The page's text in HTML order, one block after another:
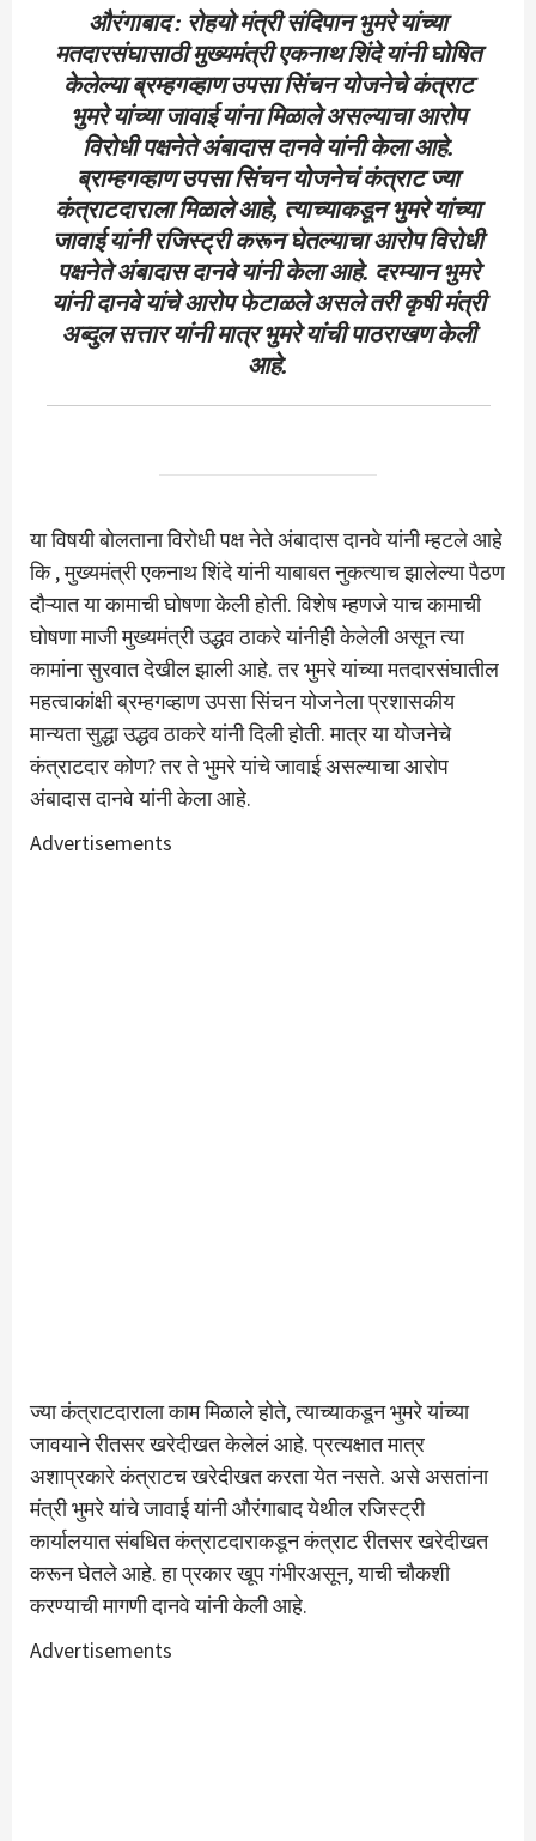
औरंगाबाद : रोहयो मंत्री संदिपान भुमरे यांच्या
मतदारसंघासाठी मुख्यमंत्री एकनाथ शिंदे यांनी घोषित
केलेल्या ब्रम्हगव्हाण उपसा सिंचन योजनेचे कंत्राट
भुमरे यांच्या जावाई यांना मिळाले असल्याचा आरोप
विरोधी पक्षनेते अंबादास दानवे यांनी केला आहे.
ब्राम्हगव्हाण उपसा सिंचन योजनेचं कंत्राट ज्या
कंत्राटदाराला मिळाले आहे, त्याच्याकडून भुमरे यांच्या
जावाई यांनी रजिस्ट्री करून घेतल्याचा आरोप विरोधी
पक्षनेते अंबादास दानवे यांनी केला आहे. दरम्यान भुमरे
यांनी दानवे यांचे आरोप फेटाळले असले तरी कृषी मंत्री
अब्दुल सत्तार यांनी मात्र भुमरे यांची पाठराखण केली
आहे.
या विषयी बोलताना विरोधी पक्ष नेते अंबादास दानवे यांनी म्हटले आहे
कि , मुख्यमंत्री एकनाथ शिंदे यांनी याबाबत नुकत्याच झालेल्या पैठण
दौऱ्यात या कामाची घोषणा केली होती. विशेष म्हणजे याच कामाची
घोषणा माजी मुख्यमंत्री उद्धव ठाकरे यांनीही केलेली असून त्या
कामांना सुरवात देखील झाली आहे. तर भुमरे यांच्या मतदारसंघातील
महत्वाकांक्षी ब्रम्हगव्हाण उपसा सिंचन योजनेला प्रशासकीय
मान्यता सुद्धा उद्धव ठाकरे यांनी दिली होती. मात्र या योजनेचे
कंत्राटदार कोण? तर ते भुमरे यांचे जावाई असल्याचा आरोप
अंबादास दानवे यांनी केला आहे.
Advertisements
ज्या कंत्राटदाराला काम मिळाले होते, त्याच्याकडून भुमरे यांच्या
जावयाने रीतसर खरेदीखत केलेलं आहे. प्रत्यक्षात मात्र
अशाप्रकारे कंत्राटच खरेदीखत करता येत नसते. असे असतांना
मंत्री भुमरे यांचे जावाई यांनी औरंगाबाद येथील रजिस्ट्री
कार्यालयात संबधित कंत्राटदाराकडून कंत्राट रीतसर खरेदीखत
करून घेतले आहे. हा प्रकार खूप गंभीरअसून, याची चौकशी
करण्याची मागणी दानवे यांनी केली आहे.
Advertisements